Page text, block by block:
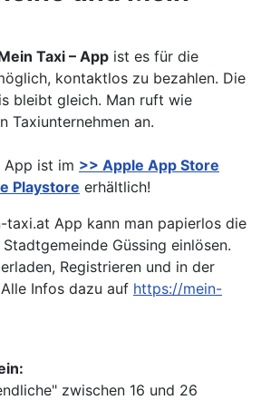
Taxi – App ist es für die
kontaktlos zu bezahlen. Die
bleibt gleich. Man ruft wie
Taxiunternehmen an.
App ist im >> Apple App Store
Playstore erhältlich!
taxi.at App kann man papierlos die
Güssing einlösen.
Registrieren und in der
Infos dazu auf https://mein-
zwischen 16 und 26